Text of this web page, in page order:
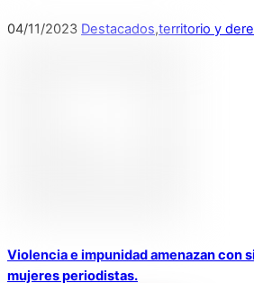
04/11/2023 Destacados,territorio y
Violencia e impunidad amenazan con
mujeres periodistas.